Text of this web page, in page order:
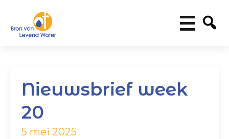
Nieuwsbrief week
20
5 mei 2025